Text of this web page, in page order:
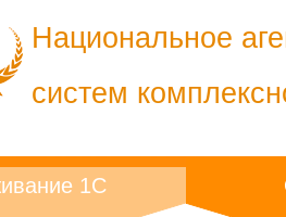
Национальное
систем
1С